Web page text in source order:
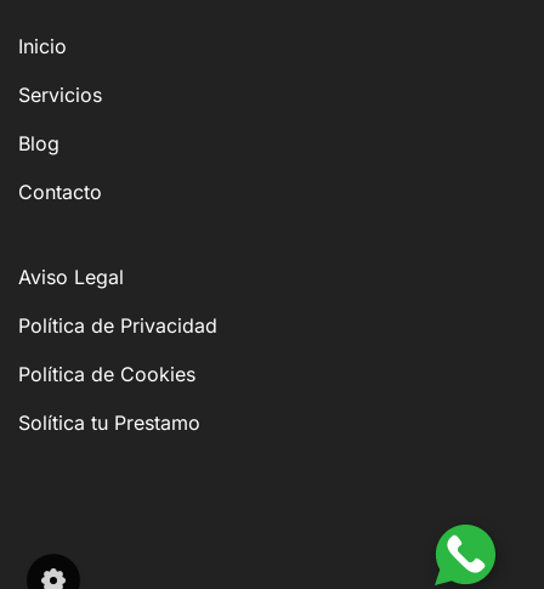
Inicio
Servicios
Blog
Contacto
Aviso Legal
Política de Privacidad
Política de Cookies
Solítica tu Prestamo